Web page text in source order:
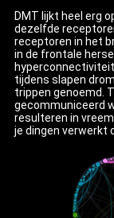
DMT lijkt heel erg
dezelfde
receptoren in het
in de frontale
tijdens slapen
trippen genoemd.
gecommuniceerd
resulteren in
je dingen verwerkt